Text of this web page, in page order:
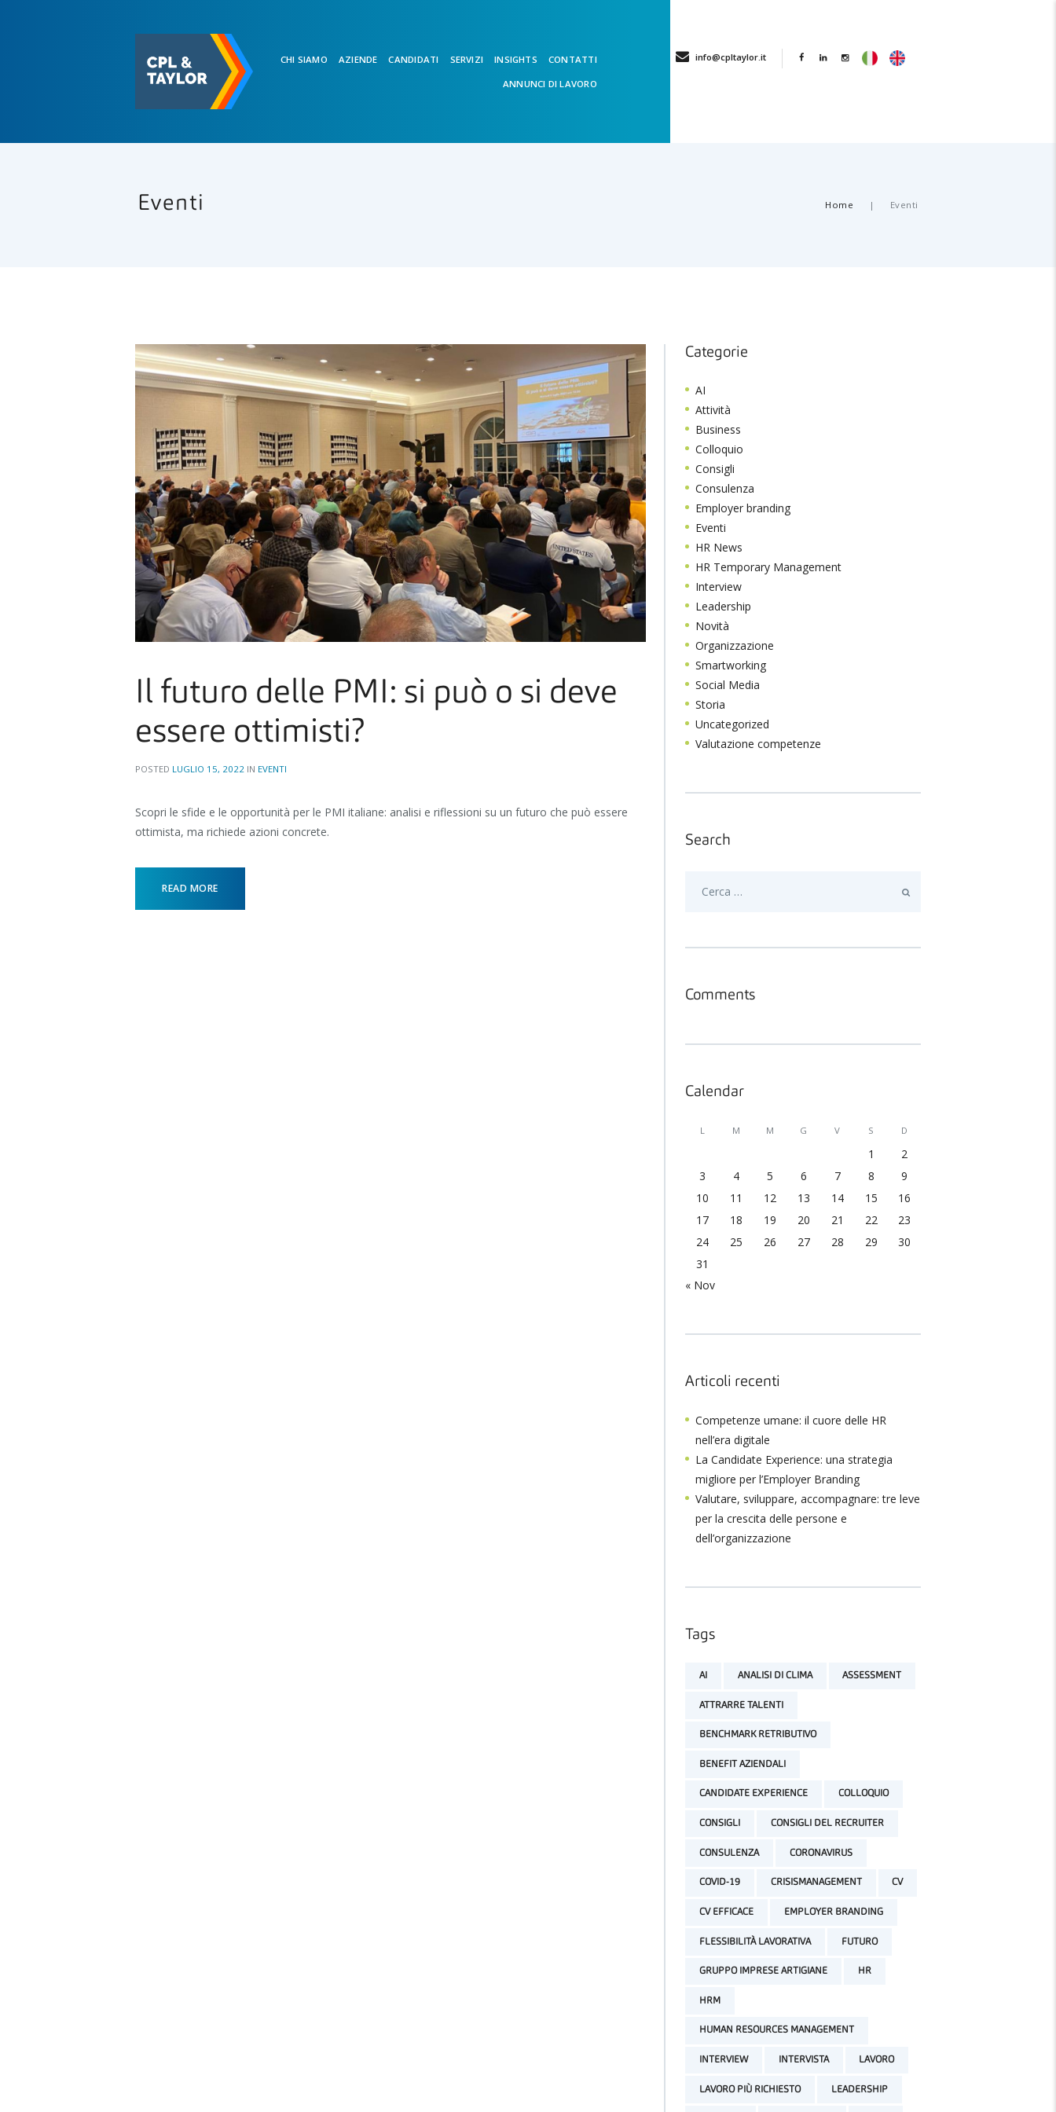
info@cpltaylor.it
CHI SIAMO AZIENDE CANDIDATI SERVIZI INSIGHTS CONTATTI
ANNUNCI DI LAVORO
Eventi Home Eventi
Il futuro delle PMI: si può o si deve
essere ottimisti?
POSTED LUGLIO 15, 2022 IN EVENTI
Scopri le sfide e le opportunità per le PMI italiane: analisi e riflessioni su un futuro che può essere
ottimista, ma richiede azioni concrete.
READ MORE
Categorie
AI
Attività
Business
Colloquio
Consigli
Consulenza
Employer branding
Eventi
HR News
HR Temporary Management
Interview
Leadership
Novità
Organizzazione
Smartworking
Social Media
Storia
Uncategorized
Valutazione competenze
Search
Comments
Calendar
L M M G V S D
1
2
3
4 5 6 7 8
9
10
11 12 13 14 15
16
17
18 19 20 21 22
23
24
25 26 27 28 29
30
31
« Nov
Articoli recenti
Competenze umane: il cuore delle HR
nell’era digitale
La Candidate Experience: una strategia
migliore per l’Employer Branding
Valutare, sviluppare, accompagnare: tre leve
per la crescita delle persone e
dell’organizzazione
Tags
AI ANALISI DI CLIMA ASSESSMENT
ATTRARRE TALENTI
BENCHMARK RETRIBUTIVO
BENEFIT AZIENDALI
CANDIDATE EXPERIENCE COLLOQUIO
CONSIGLI CONSIGLI DEL RECRUITER
CONSULENZA CORONAVIRUS
COVID-19 CRISISMANAGEMENT CV
CV EFFICACE EMPLOYER BRANDING
FLESSIBILITÀ LAVORATIVA FUTURO
GRUPPO IMPRESE ARTIGIANE HR
HRM
HUMAN RESOURCES MANAGEMENT
INTERVIEW INTERVISTA LAVORO
LAVORO PIÙ RICHIESTO LEADERSHIP